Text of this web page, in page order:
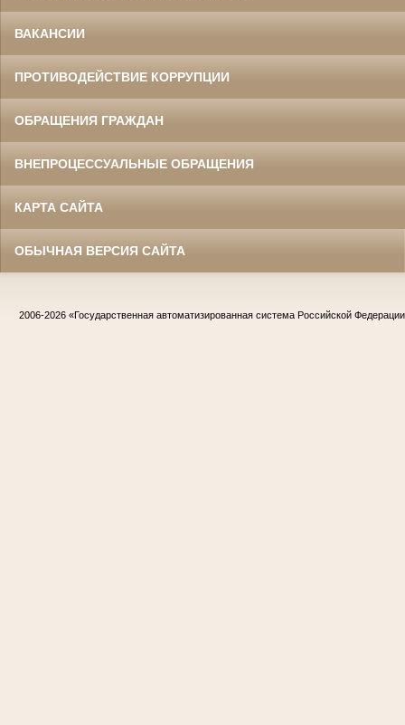
ВАКАНСИИ
ПРОТИВОДЕЙСТВИЕ КОРРУПЦИИ
ОБРАЩЕНИЯ ГРАЖДАН
ВНЕПРОЦЕССУАЛЬНЫЕ ОБРАЩЕНИЯ
КАРТА САЙТА
ОБЫЧНАЯ ВЕРСИЯ САЙТА
2006-2026 «Государственная автоматизированная система Российской